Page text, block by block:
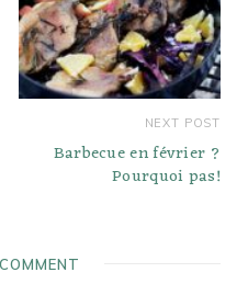
NEXT POST
Barbecue en février ?
Pourquoi pas!